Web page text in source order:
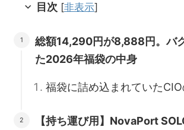
目次 [非表示]
総額14,290円が8,888円。バ
た2026年福袋の中身
福袋に詰め込まれていた
【持ち運び用】NovaPort